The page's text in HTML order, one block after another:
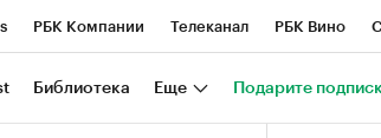
РБК Компании Телеканал РБК Вино
Национальные проекты Город
Библиотека Еще Подарите